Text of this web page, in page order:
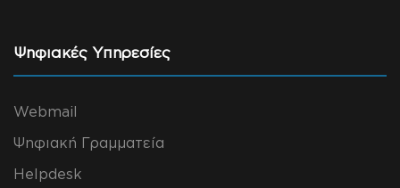
Ψηφιακές Υπηρεσίες
Webmail
Ψηφιακή Γραμματεία
Helpdesk